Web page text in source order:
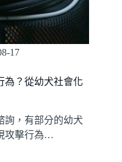
17
為？從幼犬社會化
詢，有部分的幼犬
攻擊行為…